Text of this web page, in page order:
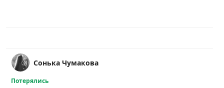
Сонька Чумакова
Потерялись